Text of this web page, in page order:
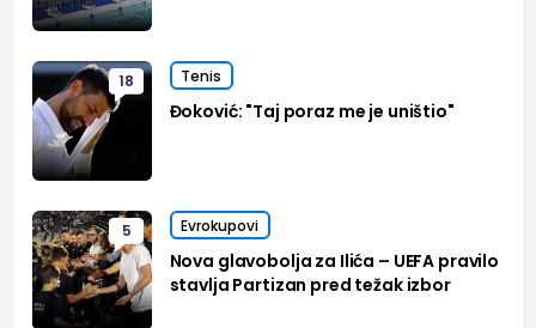
18 Tenis
Đoković: "Taj poraz me je uništio"
5 Evrokupovi
Nova glavobolja za Ilića – UEFA pravilo
stavlja Partizan pred težak izbor